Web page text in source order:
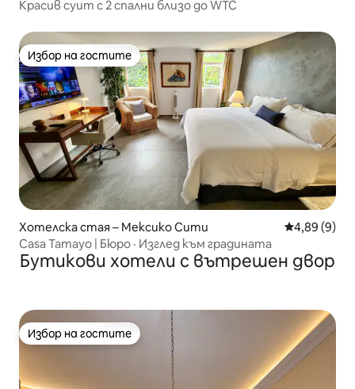
Красив суит с 2 спални близо до WTC
Избор на гостите
Избор на гостите
Хотелска стая – Мексико Сити Средна
4,89 (9)
Casa Tamayo | Бюро · Изглед към градината
Бутикови хотели с вътрешен двор
Избор на гостите
Избор на гостите